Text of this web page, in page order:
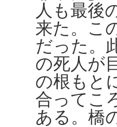
人も最後
来た。こ
だった。
の死人が
の根もと
合ってこ
ある。橋